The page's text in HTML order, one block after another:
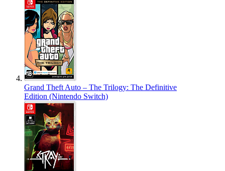
Grand Theft Auto – The Trilogy: The Definitive
Edition (Nintendo Switch)